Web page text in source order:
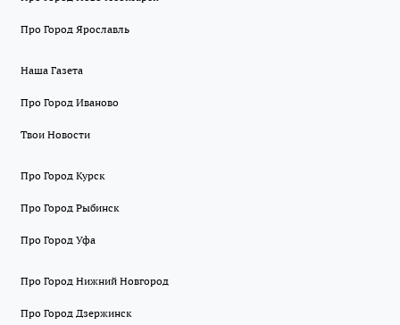
Про Город Ярославль
Наша Газета
Про Город Иваново
Твои Новости
Про Город Курск
Про Город Рыбинск
Про Город Уфа
Про Город Нижний Новгород
Про Город Дзержинск